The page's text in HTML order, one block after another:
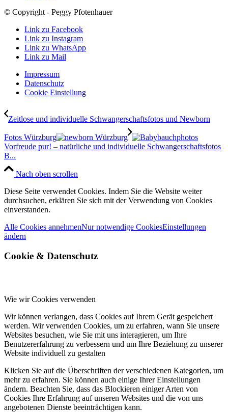
© Copyright - Peggy Pfotenhauer
Link zu Facebook
Link zu Instagram
Link zu WhatsApp
Link zu Mail
Impressum
Datenschutz
Cookie Einstellung
Zeitlose und individuelle Schwangerschaftsfotos und Newborn
Fotos Würzburg
Vorfreude pur! – natürliche und individuelle Schwangerschaftsfotos
B...
Nach oben scrollen
Diese Seite verwendet Cookies. Indem Sie die Website weiter
durchsuchen, erklären Sie sich mit der Verwendung von Cookies
einverstanden.
Alle Cookies annehmenNur notwendige CookiesEinstellungen
ändern
Cookie & Datenschutz
Wie wir Cookies verwenden
Wir können verlangen, dass Cookies auf Ihrem Gerät gespeichert
werden. Wir verwenden Cookies, um zu erfahren, wann Sie unsere
Websites besuchen, wie Sie mit uns interagieren, um Ihre
Benutzererfahrung zu verbessern und um Ihre Beziehung zu unserer
Website individuell zu gestalten
Klicken Sie auf die Überschriften der verschiedenen Kategorien, um
mehr zu erfahren. Sie können auch einige Ihrer Einstellungen
ändern. Beachten Sie, dass das Blockieren einiger Arten von
Cookies Ihre Erfahrung auf unseren Websites und die von uns
angebotenen Dienste beeinträchtigen kann.